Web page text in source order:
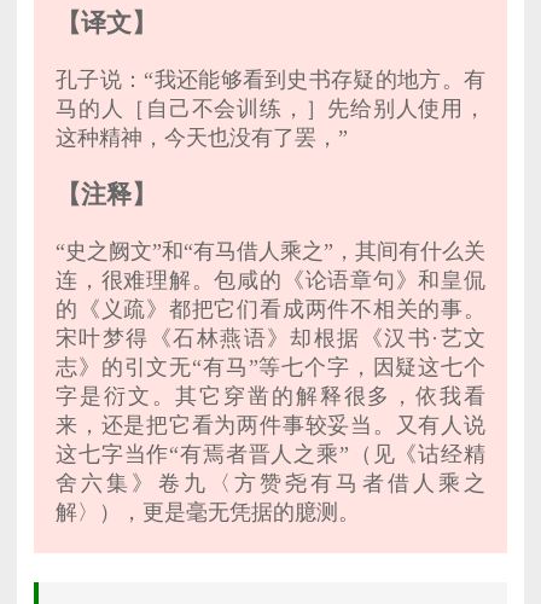
【译文】
孔子说：“我还能够看到史书存疑的地方。有
马的人［自己不会训练，］先给别人使用，
这种精神，今天也没有了罢，”
【注释】
“史之阙文”和“有马借人乘之”，其间有什么关
连，很难理解。包咸的《论语章句》和皇侃
的《义疏》都把它们看成两件不相关的事。
宋叶梦得《石林燕语》却根据《汉书·艺文
志》的引文无“有马”等七个字，因疑这七个
字是衍文。其它穿凿的解释很多，依我看
来，还是把它看为两件事较妥当。又有人说
这七字当作“有焉者晋人之乘”（见《诂经精
舍六集》卷九〈方赞尧有马者借人乘之
解〉），更是毫无凭据的臆测。